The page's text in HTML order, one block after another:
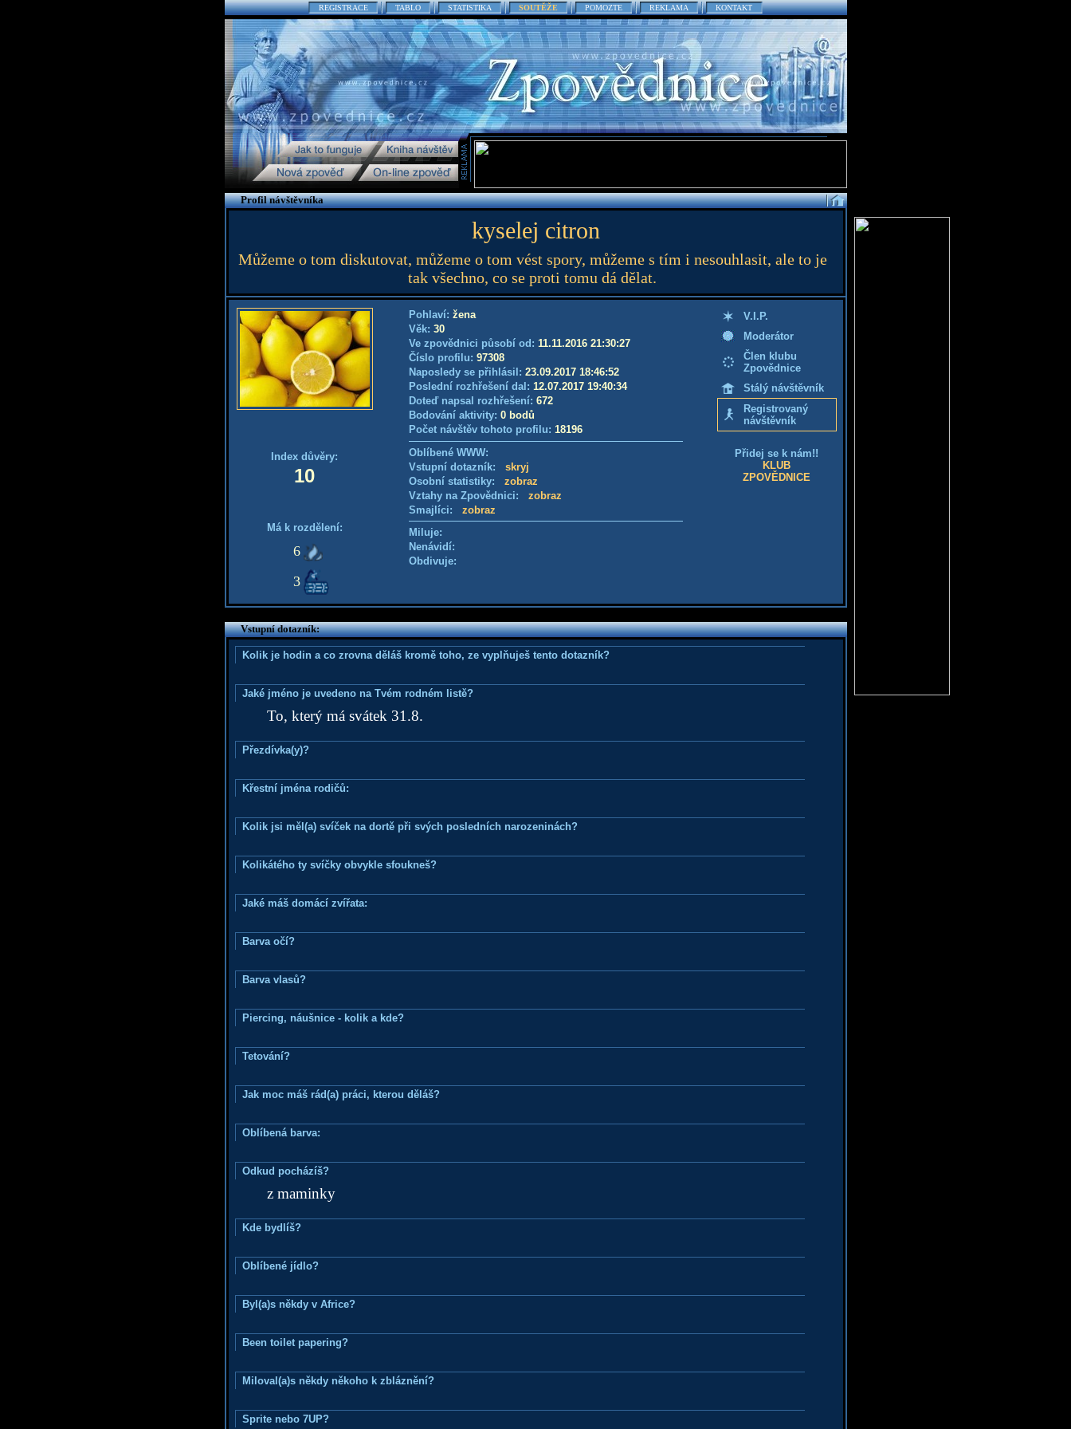
REGISTRACE TABLO STATISTIKA SOUTĚŽE POMOZTE REKLAMA KONTAKT
Profil návštěvníka
kyselej citron
Můžeme o tom diskutovat, můžeme o tom vést spory, můžeme s tím i nesouhlasit, ale to je
tak všechno, co se proti tomu dá dělat.
Index důvěry:
10
Má k rozdělení:
6
3
Pohlaví: žena
Věk: 30
Ve zpovědnici působí od: 11.11.2016 21:30:27
Číslo profilu: 97308
Naposledy se přihlásil: 23.09.2017 18:46:52
Poslední rozhřešení dal: 12.07.2017 19:40:34
Doteď napsal rozhřešení: 672
Bodování aktivity: 0 bodů
Počet návštěv tohoto profilu: 18196
Oblíbené WWW:
Vstupní dotazník: skryj
Osobní statistiky: zobraz
Vztahy na Zpovědnici: zobraz
Smajlíci: zobraz
Miluje:
Nenávidí:
Obdivuje:
V.I.P.
Moderátor
Člen klubu
Zpovědnice
Stálý návštěvník
Registrovaný
návštěvník
Přidej se k nám!!
KLUB
ZPOVĚDNICE
Vstupní dotazník:
Kolik je hodin a co zrovna děláš kromě toho, ze vyplňuješ tento dotazník?
Jaké jméno je uvedeno na Tvém rodném listě?
To, který má svátek 31.8.
Přezdívka(y)?
Křestní jména rodičů:
Kolik jsi měl(a) svíček na dortě při svých posledních narozeninách?
Kolikátého ty svíčky obvykle sfoukneš?
Jaké máš domácí zvířata:
Barva očí?
Barva vlasů?
Piercing, náušnice - kolik a kde?
Tetování?
Jak moc máš rád(a) práci, kterou děláš?
Oblíbená barva:
Odkud pocházíš?
z maminky
Kde bydlíš?
Oblíbené jídlo?
Byl(a)s někdy v Africe?
Been toilet papering?
Miloval(a)s někdy někoho k zbláznění?
Sprite nebo 7UP?